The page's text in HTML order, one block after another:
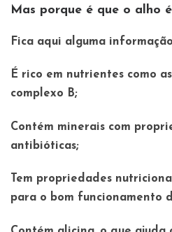
Mas porque é que o alho
Fica aqui alguma
É rico em nutrientes como
complexo B;
Contém minerais com
antibióticas;
Tem propriedades
para o bom funcionamento